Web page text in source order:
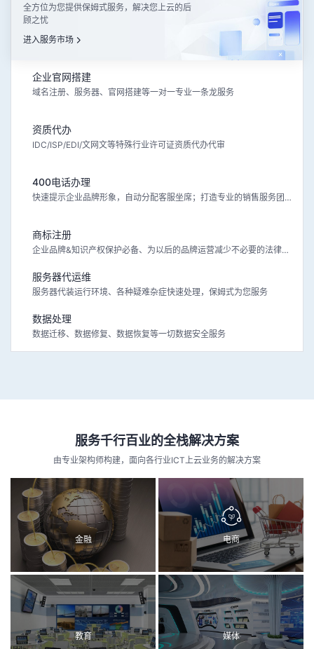
全方位为您提供保姆式服务，解决您上云的后
顾之忧
进入服务市场
企业官网搭建
域名注册、服务器、官网搭建等一对一专业一条龙服务
资质代办
IDC/ISP/EDI/文网文等特殊行业许可证资质代办代审
400电话办理
快速提示企业品牌形象，自动分配客服坐席；打造专业的销售服务团队
商标注册
企业品牌&知识产权保护必备、为以后的品牌运营减少不必要的法律风险
服务器代运维
服务器代装运行环境、各种疑难杂症快速处理，保姆式为您服务
数据处理
数据迁移、数据修复、数据恢复等一切数据安全服务
服务千行百业的全栈解决方案
由专业架构师构建，面向各行业ICT上云业务的解决方案
金融 电商
教育 媒体